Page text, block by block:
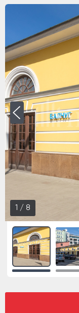
1 / 8